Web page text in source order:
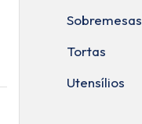
Sobremesas
Tortas
Utensílios